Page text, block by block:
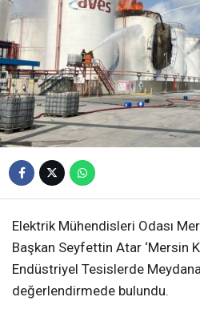
Elektrik Mühendisleri Odası
Başkan Seyfettin Atar ‘Mersin
Endüstriyel Tesislerde
değerlendirmede bulundu.